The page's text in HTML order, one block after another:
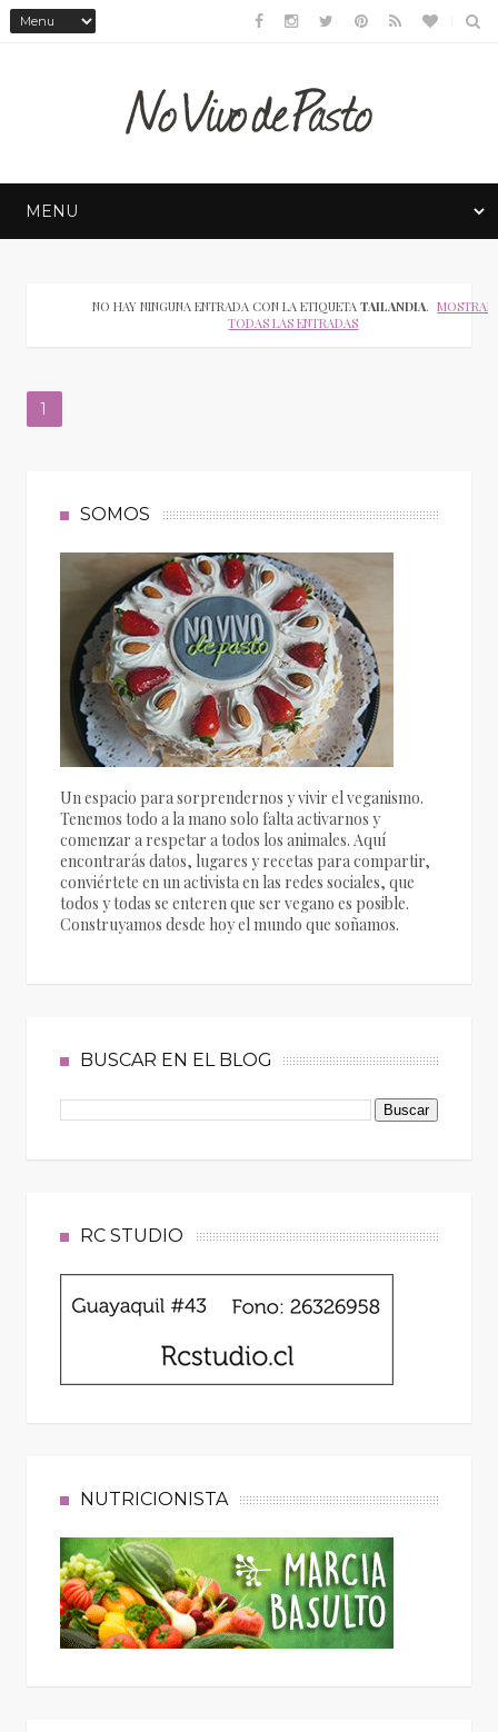
NO HAY NINGUNA ENTRADA CON LA ETIQUETA TAILANDIA. MOSTRAR
TODAS LAS ENTRADAS
1
SOMOS
Un espacio para sorprendernos y vivir el veganismo.
Tenemos todo a la mano solo falta activarnos y
comenzar a respetar a todos los animales. Aquí
encontrarás datos, lugares y recetas para compartir,
conviértete en un activista en las redes sociales, que
todos y todas se enteren que ser vegano es posible.
Construyamos desde hoy el mundo que soñamos.
BUSCAR EN EL BLOG
RC STUDIO
NUTRICIONISTA